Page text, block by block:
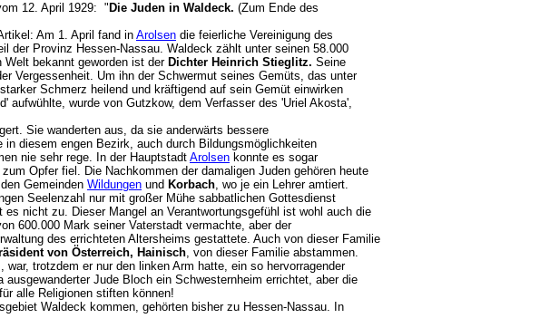
12. April 1929: "Die Juden in Waldeck. (Zum Ende des
Am 1. April fand in Arolsen die feierliche Vereinigung des
der Provinz Hessen-Nassau. Waldeck zählt unter seinen 58.000
Welt bekannt geworden ist der Dichter Heinrich Stieglitz. Seine
Vergessenheit. Um ihn der Schwermut seines Gemüts, das unter
Schmerz heilend und kräftigend auf sein Gemüt einwirken
aufwühlte, wurde von Gutzkow, dem Verfasser des 'Uriel Akosta',
Sie wanderten aus, da sie anderwärts bessere
diesem engen Bezirk, auch durch Bildungsmöglichkeiten
nie sehr rege. In der Hauptstadt Arolsen konnte es sogar
Opfer fiel. Die Nachkommen der damaligen Juden gehören heute
Gemeinden Wildungen und Korbach, wo je ein Lehrer amtiert.
Seelenzahl nur mit großer Mühe sabbatlichen Gottesdienst
nicht zu. Dieser Mangel an Verantwortungsgefühl ist wohl auch die
600.000 Mark seiner Vaterstadt vermachte, aber der
des errichteten Altersheims gestattete. Auch von dieser Familie
von Österreich, Hainisch, von dieser Familie abstammen.
trotzdem er nur den linken Arm hatte, ein so hervorragender
ausgewanderter Jude Bloch ein Schwesternheim errichtet, aber die
alle Religionen stiften können!
Waldeck kommen, gehörten bisher zu Hessen-Nassau. In